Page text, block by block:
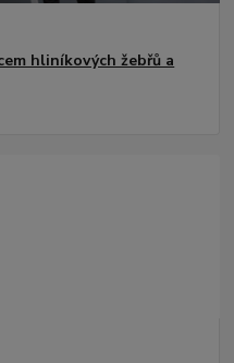
hliníkových žebřů a